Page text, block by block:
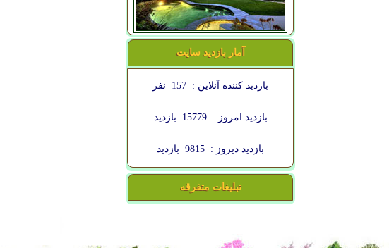
آمار بازدید سایت
بازدید کننده آنلاین : 157 نفر
بازدید امروز : 15779 بازدید
بازدید دیروز : 9815 بازدید
تبلیغات متفرقه